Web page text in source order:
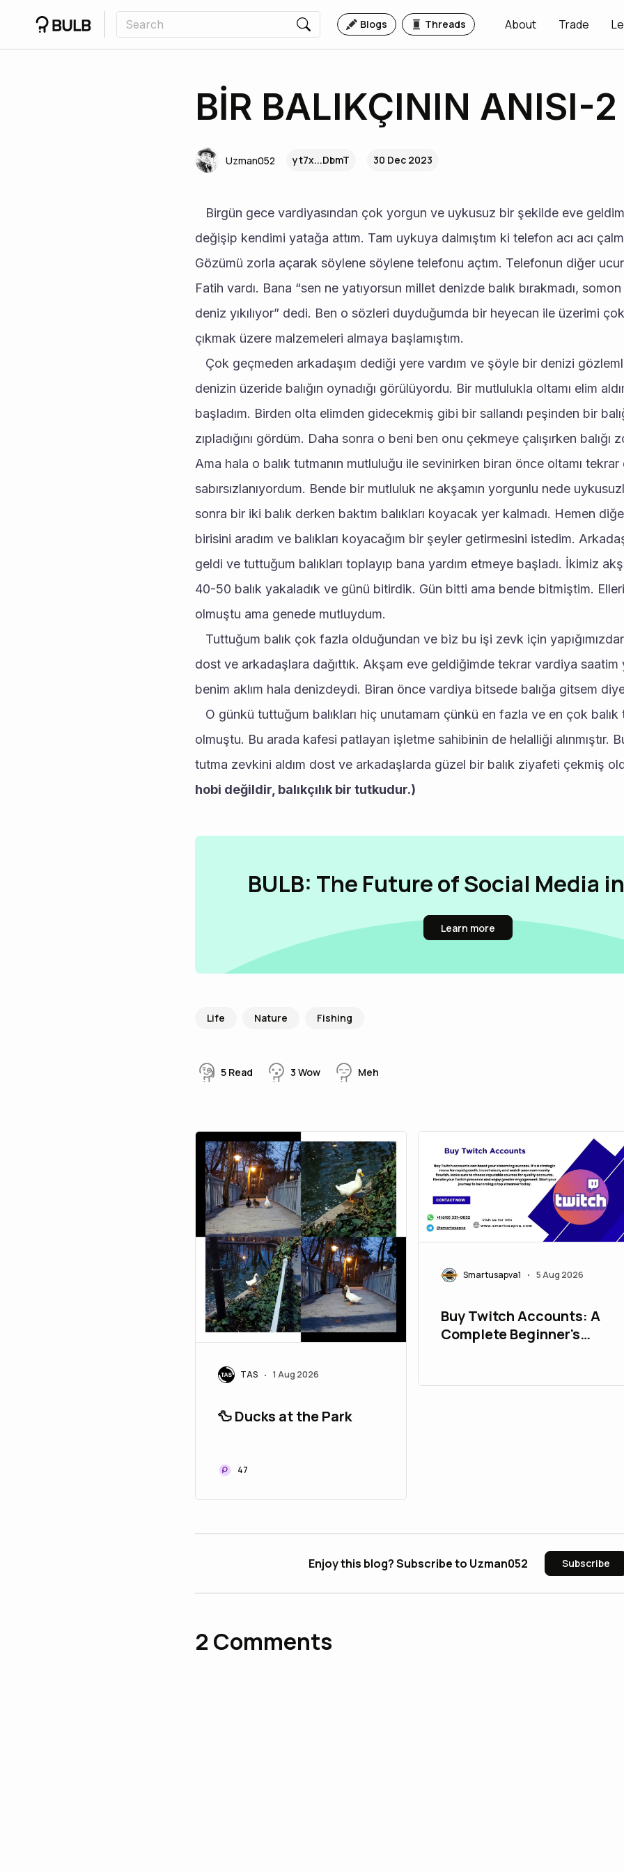
Blogs Threads About Trade
BİR BALIKÇININ ANISI-2
Uzman052 yt7x...DbmT 30 Dec 2023
değişip kendimi yatağa attım. Tam uykuya dalmıştım ki telefon acı acı
Gözümü zorla açarak söylene söylene telefonu açtım. Telefonun diğer
Fatih vardı. Bana “sen ne yatıyorsun millet denizde balık bırakmadı,
deniz yıkılıyor” dedi. Ben o sözleri duyduğumda bir heyecan ile üzerimi
çıkmak üzere malzemeleri almaya başlamıştım.
Çok geçmeden arkadaşım dediği yere vardım ve şöyle bir denizi
denizin üzeride balığın oynadığı görülüyordu. Bir mutlulukla oltamı elim
başladım. Birden olta elimden gidecekmiş gibi bir sallandı peşinden bir
zıpladığını gördüm. Daha sonra o beni ben onu çekmeye çalışırken balığı
Ama hala o balık tutmanın mutluluğu ile sevinirken biran önce oltamı
sabırsızlanıyordum. Bende bir mutluluk ne akşamın yorgunlu nede
sonra bir iki balık derken baktım balıkları koyacak yer kalmadı. Hemen
birisini aradım ve balıkları koyacağım bir şeyler getirmesini istedim.
geldi ve tuttuğum balıkları toplayıp bana yardım etmeye başladı. İkimiz
40-50 balık yakaladık ve günü bitirdik. Gün bitti ama bende bitmiştim.
olmuştu ama genede mutluydum.
Tuttuğum balık çok fazla olduğundan ve biz bu işi zevk için
dost ve arkadaşlara dağıttık. Akşam eve geldiğimde tekrar vardiya saatim
benim aklım hala denizdeydi. Biran önce vardiya bitsede balığa gitsem
O günkü tuttuğum balıkları hiç unutamam çünkü en fazla ve en çok
olmuştu. Bu arada kafesi patlayan işletme sahibinin de helalliği alınmıştır.
tutma zevkini aldım dost ve arkadaşlarda güzel bir balık ziyafeti çekmiş
hobi değildir, balıkçılık bir tutkudur.)
BULB: The Future of Social Media
Learn more
Life Nature Fishing
5 Read 3 Wow Meh
TAS • 1 Aug 2026
🦆 Ducks at the Park
47
Smartusapva1 • 5 Aug 2026
Buy Twitch Accounts: A
Complete Beginner's
Enjoy this blog? Subscribe to Uzman052 Subscribe
2 Comments